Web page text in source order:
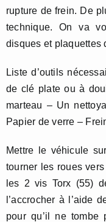
rupture de frein. De
technique. On va
disques et plaquettes
Liste d’outils
de clé plate ou à
marteau – Un
Papier de verre –
Mettre le véhicule
tourner les roues
les 2 vis Torx (55)
l’accrocher à l’aide
pour qu’il ne